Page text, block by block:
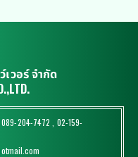
เวอร์ จำกัด
089-204-7472
02-159-